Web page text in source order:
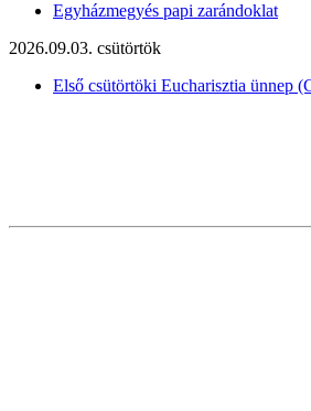
Egyházmegyés papi zarándoklat
2026.09.03. csütörtök
Első csütörtöki Eucharisztia ünnep